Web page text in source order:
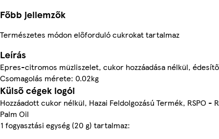
Főbb jellemzők
Természetes módon előforduló cukrokat tartalmaz
Leírás
Epres-citromos müzliszelet, cukor hozzáadása nélkül,
Csomagolás mérete: 0.02kg
Külső cégek logói
Hozzáadott cukor nélkül, Hazai Feldolgozású Termék, RSPO -
Palm Oil
1 fogyasztási egység (20 g) tartalmaz: